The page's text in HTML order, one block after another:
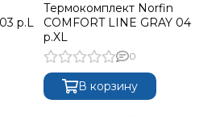
р.L
Термокомплект Norfin
COMFORT LINE GRAY 04
р.XL
0
В корзину